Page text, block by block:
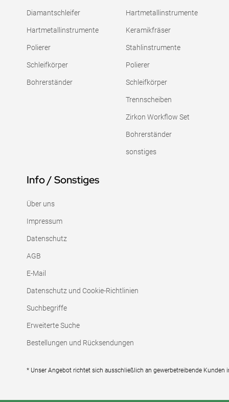
Diamantschleifer
Hartmetallinstrumente
Polierer
Schleifkörper
Bohrerständer
Hartmetallinstrumente
Keramikfräser
Stahlinstrumente
Polierer
Schleifkörper
Trennscheiben
Zirkon Workflow Set
Bohrerständer
sonstiges
Info / Sonstiges
Über uns
Impressum
Datenschutz
AGB
E-Mail
Datenschutz und Cookie-Richtlinien
Suchbegriffe
Erweiterte Suche
Bestellungen und Rücksendungen
* Unser Angebot richtet sich ausschließlich an gewerbetreibende Kunden